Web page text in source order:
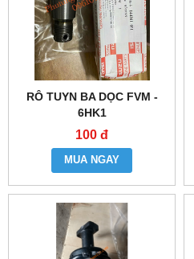
RÔ TUYN BA DỌC FVM -
6HK1
100 đ
MUA NGAY